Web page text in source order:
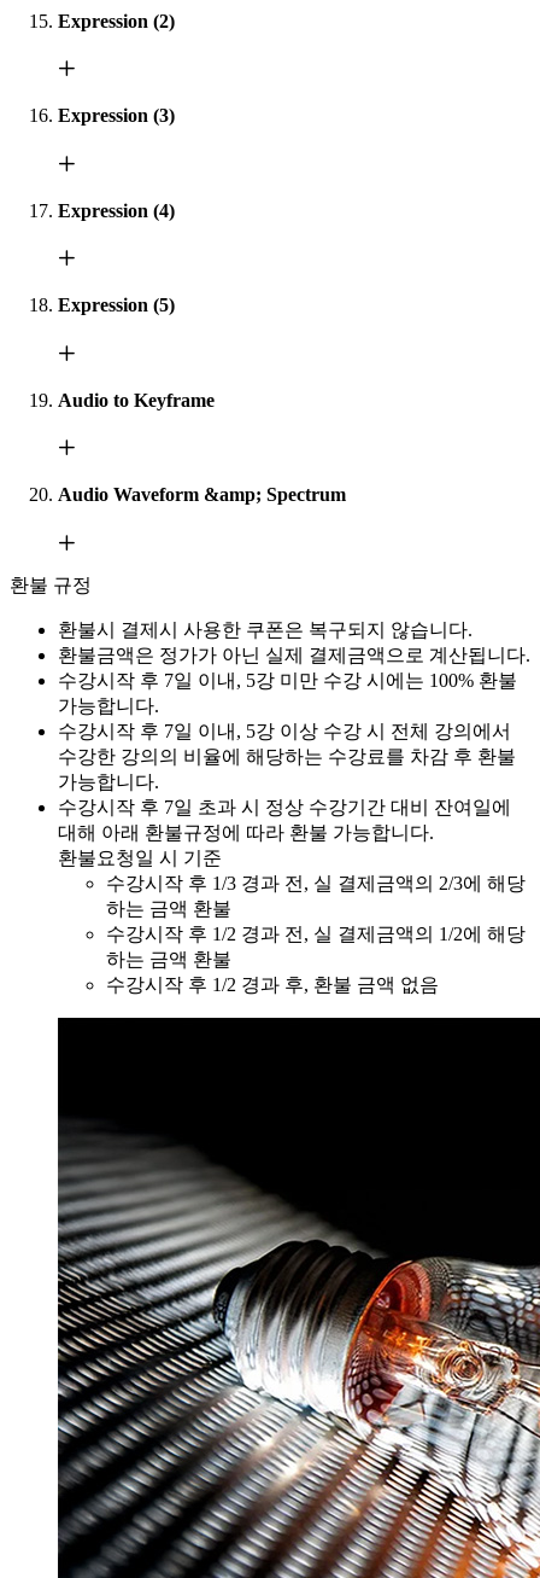
Expression (2)
Expression (3)
Expression (4)
Expression (5)
Audio to Keyframe
Audio Waveform &amp; Spectrum
환불 규정
환불시 결제시 사용한 쿠폰은 복구되지 않습니다.
환불금액은 정가가 아닌 실제 결제금액으로 계산됩니다.
수강시작 후 7일 이내, 5강 미만 수강 시에는 100% 환불
가능합니다.
수강시작 후 7일 이내, 5강 이상 수강 시 전체 강의에서
수강한 강의의 비율에 해당하는 수강료를 차감 후 환불
가능합니다.
수강시작 후 7일 초과 시 정상 수강기간 대비 잔여일에
대해 아래 환불규정에 따라 환불 가능합니다.
환불요청일 시 기준
수강시작 후 1/3 경과 전, 실 결제금액의 2/3에 해당
하는 금액 환불
수강시작 후 1/2 경과 전, 실 결제금액의 1/2에 해당
하는 금액 환불
수강시작 후 1/2 경과 후, 환불 금액 없음